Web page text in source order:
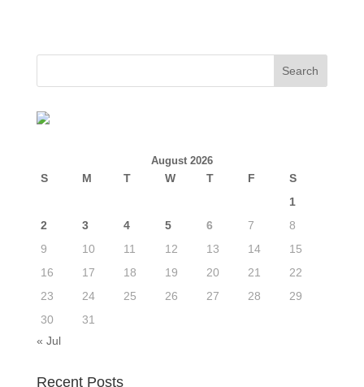
August 2026
S M T W T F
S
1
2
3 4 5 6 7
8
9
10 11 12 13 14
15
16
17 18 19 20 21
22
23
24 25 26 27 28
29
30
31
« Jul
Recent Posts